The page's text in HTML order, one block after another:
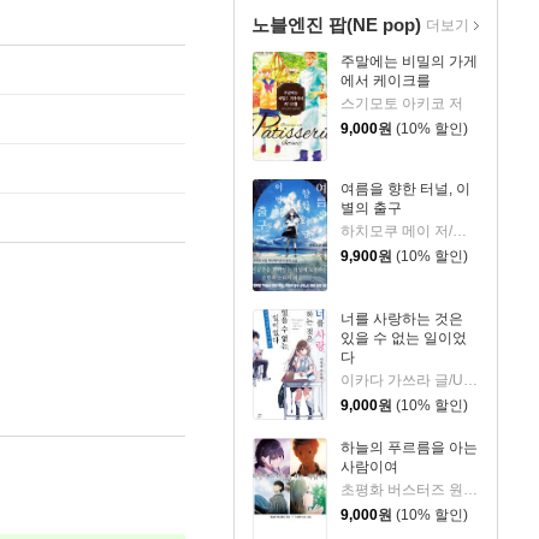
노블엔진 팝(NE pop)
주말에는 비밀의 가게
에서 케이크를
스기모토 아키코 저
9,000원 (10% 할인)
여름을 향한 터널, 이
별의 출구
하치모쿠 메이 저/쿳카 그림/한호성 역
9,900원 (10% 할인)
너를 사랑하는 것은
있을 수 없는 일이었
다
이카다 가쓰라 글/U35 그림/김봄 역
9,000원 (10% 할인)
하늘의 푸르름을 아는
사람이여
9,000원 (10% 할인)
더보기